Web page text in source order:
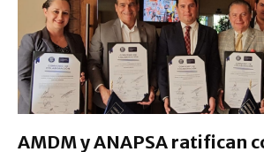
AMDM y ANAPSA ratifican